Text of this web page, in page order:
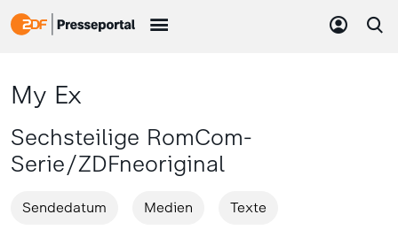
My Ex
Sechsteilige RomCom-
Serie/ZDFneoriginal
Sendedatum Medien Texte